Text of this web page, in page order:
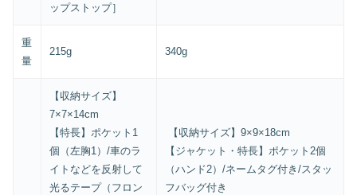
ップストップ］
重
量
215g 340g
【収納サイズ】
7×7×14cm
【特長】ポケット1
個（左胸1）/車のラ
イトなどを反射して
光るテープ（フロン
【収納サイズ】9×9×18cm
【ジャケット・特長】ポケット2個
（ハンド2）/ネームタグ付き/スタッ
フバッグ付き